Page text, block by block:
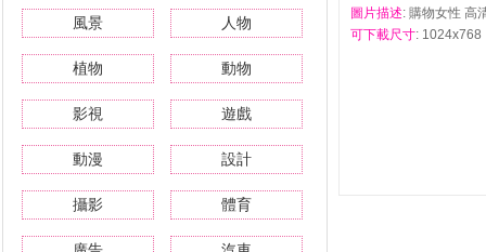
風景 人物
植物 動物
影視 遊戲
動漫 設計
攝影 體育
圖片描述: 購物女性 高
可下載尺寸: